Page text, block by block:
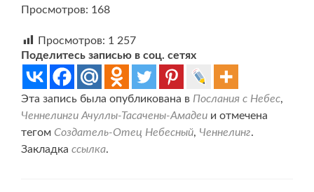
Просмотров: 168
Просмотров: 1 257
Поделитесь записью в соц. сетях
Эта запись была опубликована в Послания с Небес,
Ченнелинги Ачуллы-Тасачены-Амадеи и отмечена
тегом Создатель-Отец Небесный, Ченнелинг.
Закладка ссылка.